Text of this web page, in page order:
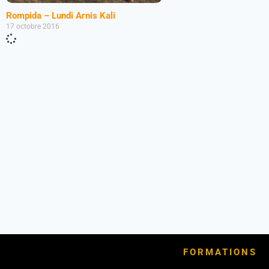
Rompida – Lundi Arnis Kali
17 octobre 2016
FORMATIONS